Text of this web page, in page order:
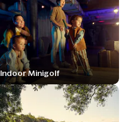
Indoor Minigolf